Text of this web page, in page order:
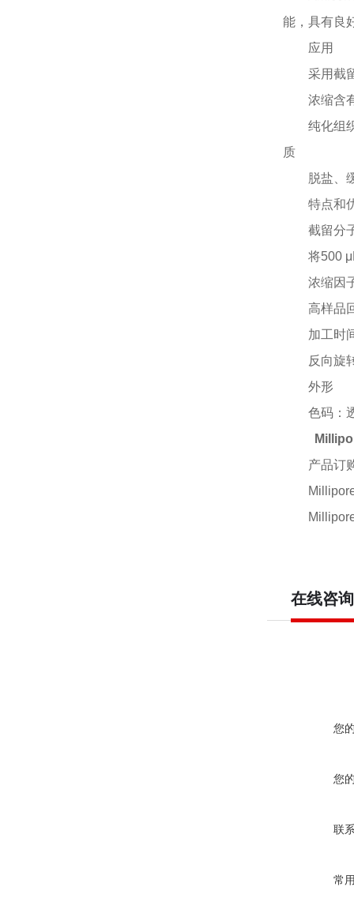
能，具有良
应用
采用截
浓缩含
纯化组
质
脱盐、
特点和
截留分
将500
浓缩因
高样品
加工时
反向旋
外形
色码：
产品订
在线咨询
您
您
联
常